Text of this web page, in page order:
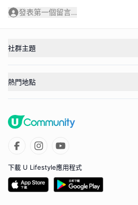
發表第一個留言...
社群主題
熱門地點
下載 U Lifestyle應用程式